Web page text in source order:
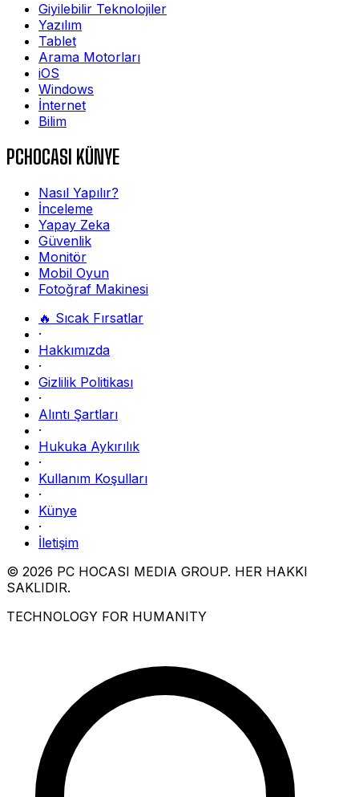
Giyilebilir Teknolojiler
Yazılım
Tablet
Arama Motorları
iOS
Windows
İnternet
Bilim
PCHOCASI KÜNYE
Nasıl Yapılır?
İnceleme
Yapay Zeka
Güvenlik
Monitör
Mobil Oyun
Fotoğraf Makinesi
🔥 Sıcak Fırsatlar
·
Hakkımızda
·
Gizlilik Politikası
·
Alıntı Şartları
·
Hukuka Aykırılık
·
Kullanım Koşulları
·
Künye
·
İletişim
© 2026 PC HOCASI MEDIA GROUP. HER HAKKI
SAKLIDIR.
TECHNOLOGY FOR HUMANITY